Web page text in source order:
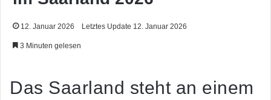
12. Januar 2026 Letztes Update 12. Januar 2026
3 Minuten gelesen
Das Saarland steht an einem